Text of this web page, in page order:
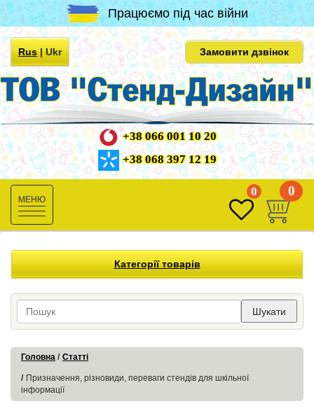
Працюємо під час війни
Rus|Ukr Замовити дзвінок
+38 066 001 10 20
+38 068 397 12 19
Toggle
navigation
0 0
Категорії товарів
Шукати
Головна Статті
Призначення, різновиди, переваги стендів для шкільної
інформації